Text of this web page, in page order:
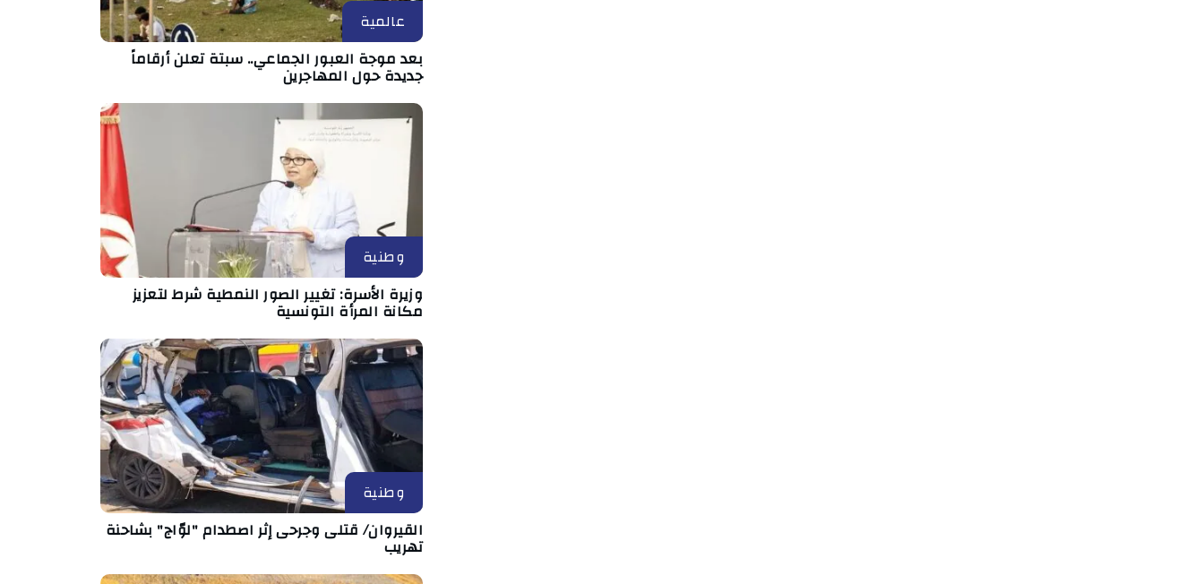
عالمية
بعد موجة العبور الجماعي.. سبتة تعلن أرقاماً
جديدة حول المهاجرين
وطنية
وزيرة الأسرة: تغيير الصور النمطية شرط لتعزيز
مكانة المرأة التونسية
وطنية
القيروان/ قتلى وجرحى إثر اصطدام "لوّاج" بشاحنة
تهريب